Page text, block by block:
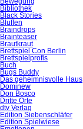
Bibliothek
Black Stories
Bluffen
Braindrops
Brainteaser
Brautkraut
Brettspiel Con Berlin
Brettspielprofis
Buch
Bugs Buddy
Das geheimnisvolle Haus
Dominew
Don Bosco
Dritte Orte
dtv Verlag
Edition Siebenschläfer
Edition Spielwiese